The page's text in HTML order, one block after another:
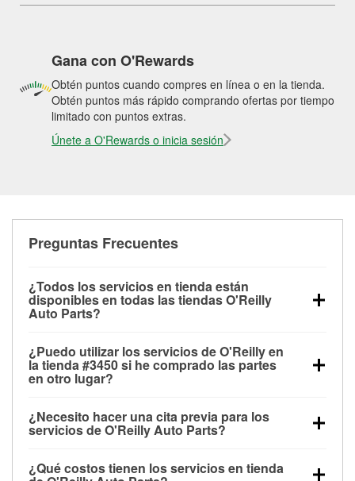
Gana con O'Rewards
Obtén puntos cuando compres en línea o en la tienda.
Obtén puntos más rápido comprando ofertas por tiempo
limitado con puntos extras.
Únete a O'Rewards o inicia sesión
Preguntas Frecuentes
¿Todos los servicios en tienda están
disponibles en todas las tiendas O'Reilly
Auto Parts?
las pruebas de batería, pruebas de alternador y
motor de arranque, revisión de la luz “Check Engine”
con O'Reilly VeriScan® e instalación de
limpiaparabrisas o bombillas, están disponibles en
todas las tiendas O'Reilly Auto Parts. La tienda
servicios especializados como:reciclaje de baterías
¿Puedo utilizar los servicios de O'Reilly en
la tienda #3450 si he comprado las partes
en otro lugar?
de O'Reilly Auto Parts que estén disponibles en la
tienda #3450 de El Cerrito, CA aunque hayas
pruebas de batería y recarga, así como reciclaje de
¿Necesito hacer una cita previa para los
servicios de O'Reilly Auto Parts?
los servicios ofrecidos en la tienda O'Reilly Auto
¿Qué costos tienen los servicios en tienda